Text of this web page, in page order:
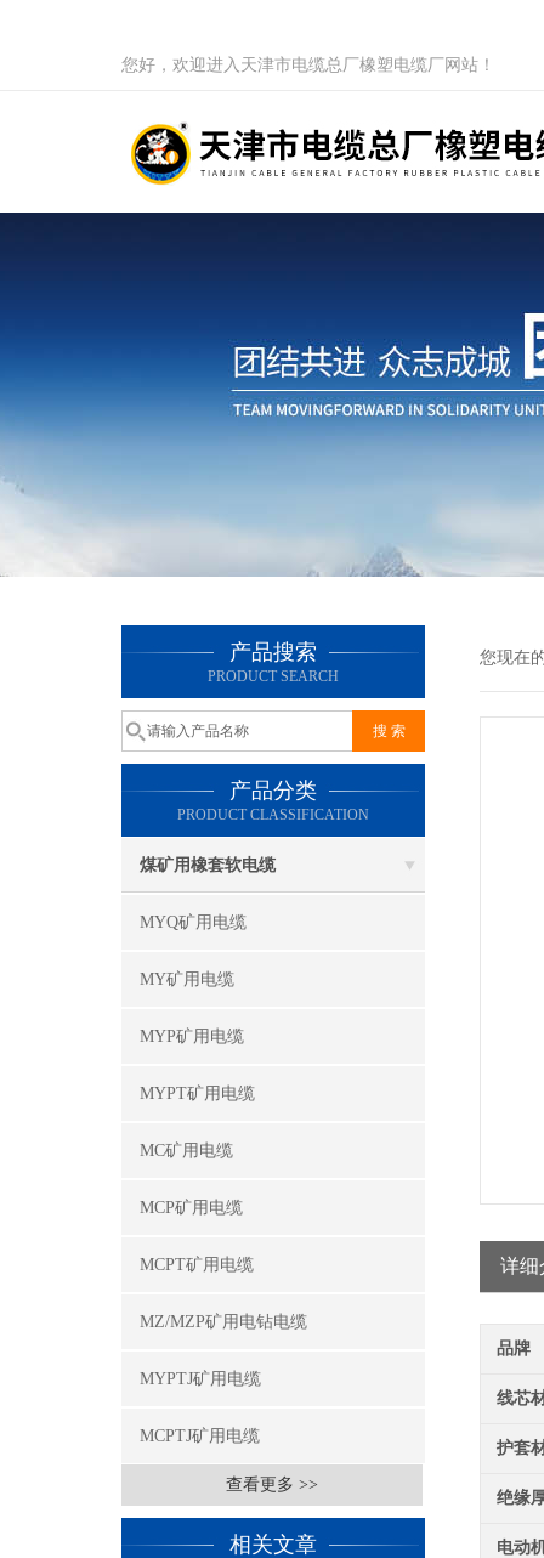
您好，欢迎进入天津市电缆总厂橡塑电缆厂网站！
产品搜索
PRODUCT SEARCH
产品分类
PRODUCT CLASSIFICATION
煤矿用橡套软电缆
MYQ矿用电缆
MY矿用电缆
MYP矿用电缆
MYPT矿用电缆
MC矿用电缆
MCP矿用电缆
MCPT矿用电缆
MZ/MZP矿用电钻电缆
MYPTJ矿用电缆
MCPTJ矿用电缆
查看更多 >>
相关文章
您现在
详细
品牌
线芯
护套
绝缘
电动